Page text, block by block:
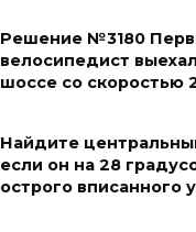
Решение №3180
велосипедист
шоссе со скоростью
Найдите
если он на 28
острого вписанного